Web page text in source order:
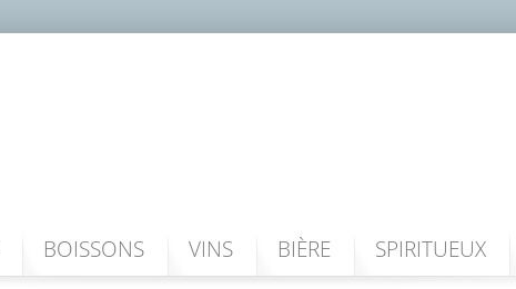
BOISSONS VINS BIÈRE SPIRITUEUX